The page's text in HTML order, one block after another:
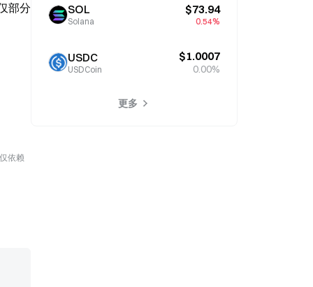
部分
依赖
SOL
Solana
$73.94
0.54%
USDC
USDCoin
$1.0007
0.00%
更多